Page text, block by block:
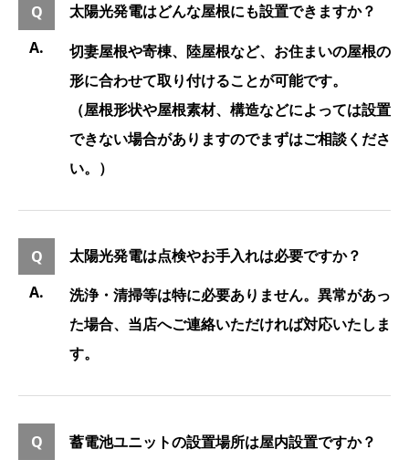
太陽光発電はどんな屋根にも設置できますか？
切妻屋根や寄棟、陸屋根など、お住まいの屋根の
形に合わせて取り付けることが可能です。
（屋根形状や屋根素材、構造などによっては設置
できない場合がありますのでまずはご相談くださ
い。）
太陽光発電は点検やお手入れは必要ですか？
洗浄・清掃等は特に必要ありません。異常があっ
た場合、当店へご連絡いただければ対応いたしま
す。
蓄電池ユニットの設置場所は屋内設置ですか？